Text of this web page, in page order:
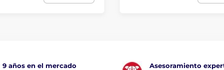
9 años en el mercado
Asesoramiento